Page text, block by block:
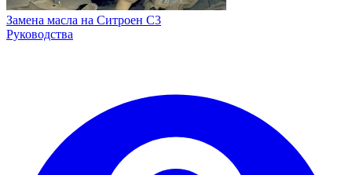
Замена масла на Ситроен С3
Руководства